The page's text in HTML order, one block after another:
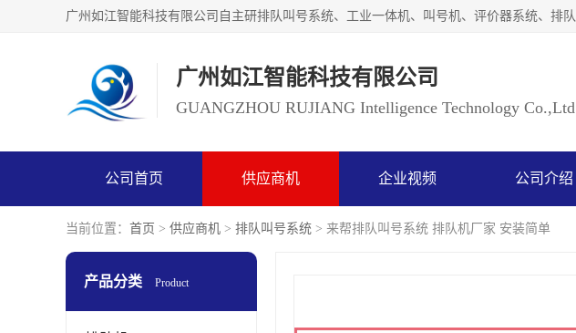
广州如江智能科技有限公司
GUANGZHOU RUJIANG Intelligence Technology Co.,Ltd
公司首页 供应商机 企业视频 公司介绍
当前位置： 首页 > 供应商机 > 排队叫号系统 > 来帮排队叫号系统 排队机厂家 安装简单
产品分类 Product